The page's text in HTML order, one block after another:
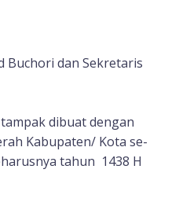
Buchori dan Sekretaris
dibuat dengan
Kabupaten/ Kota se-
tahun 1438 H